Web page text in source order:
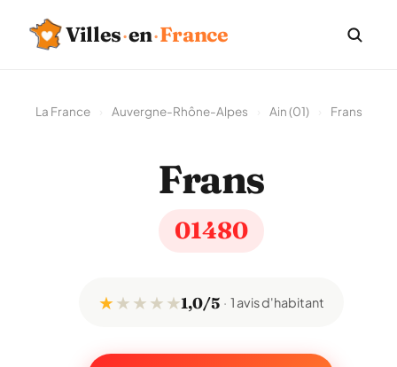
Villes·en·France
La France Auvergne-Rhône-Alpes Ain (01) Frans
Frans
01480
★★ ★ ★ ★1,0/5 1 avis d'habitant